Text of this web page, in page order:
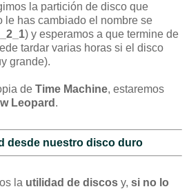
la partición de disco que
le has cambiado el nombre se
) y esperamos a que termine de
tardar varias horas si el disco
grande).
de Time Machine, estaremos
Leopard .
desde nuestro disco duro
la utilidad de discos y, si no lo